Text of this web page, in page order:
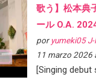
歌う】松本典
ール O.A.
por yumeki05
11 marzo 2026
[Singing